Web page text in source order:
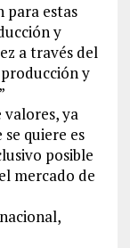
para estas
y
a través del
y
ya
quiere es
posible
mercado de